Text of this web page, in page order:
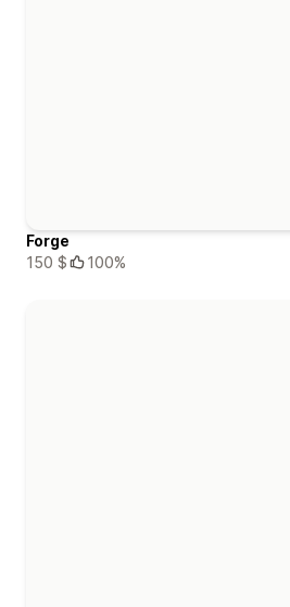
Forge
150 $
100%